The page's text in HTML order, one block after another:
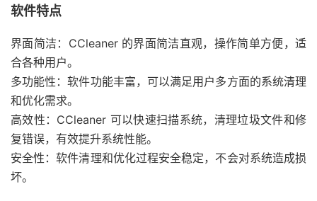
软件特点
界面简洁：CCleaner 的界面简洁直观，操作简单方便，适
合各种用户。
多功能性：软件功能丰富，可以满足用户多方面的系统清理
和优化需求。
高效性：CCleaner 可以快速扫描系统，清理垃圾文件和修
复错误，有效提升系统性能。
安全性：软件清理和优化过程安全稳定，不会对系统造成损
坏。